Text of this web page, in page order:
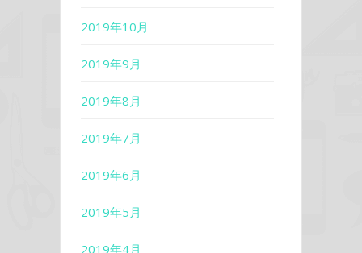
2019年10月
2019年9月
2019年8月
2019年7月
2019年6月
2019年5月
2019年4月